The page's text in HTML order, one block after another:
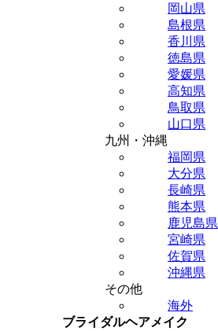
岡山県
島根県
香川県
徳島県
愛媛県
高知県
鳥取県
山口県
九州・沖縄
福岡県
大分県
長崎県
熊本県
鹿児島県
宮崎県
佐賀県
沖縄県
その他
海外
ブライダルヘアメイク